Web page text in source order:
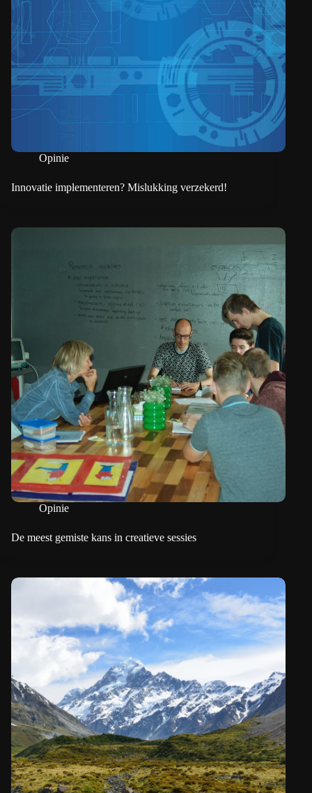
Opinie
Innovatie implementeren? Mislukking verzekerd!
Opinie
De meest gemiste kans in creatieve sessies